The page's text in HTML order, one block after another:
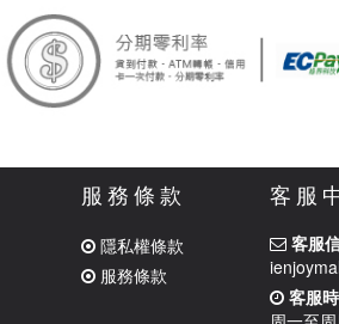
服務條款
隱私權條款
服務條款
客服
客服
客服時